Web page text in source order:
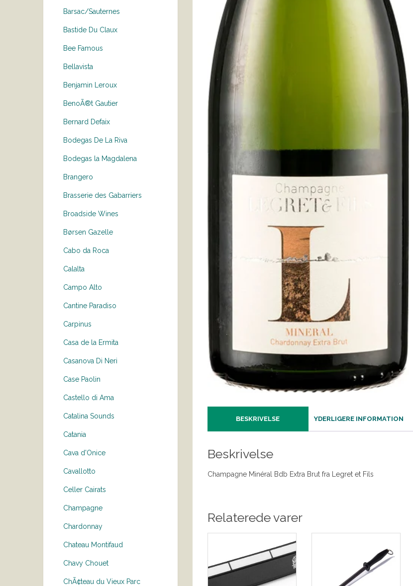
Barsac/Sauternes
Bastide Du Claux
Bee Famous
Bellavista
Benjamin Leroux
BenoÃ®t Gautier
Bernard Defaix
Bodegas De La Riva
Bodegas la Magdalena
Brangero
Brasserie des Gabarriers
Broadside Wines
Børsen Gazelle
Cabo da Roca
Calalta
Campo Alto
Cantine Paradiso
Carpinus
Casa de la Ermita
Casanova Di Neri
Case Paolin
Castello di Ama
Catalina Sounds
Catania
Cava d'Onice
Cavallotto
Celler Cairats
Champagne
Chardonnay
Chateau Montifaud
Chavy Chouet
ChÃ¢teau du Vieux Parc
BESKRIVELSE YDERLIGERE INFORMATION
Beskrivelse
Champagne Minéral Bdb Extra Brut fra Legret et Fils
Relaterede varer